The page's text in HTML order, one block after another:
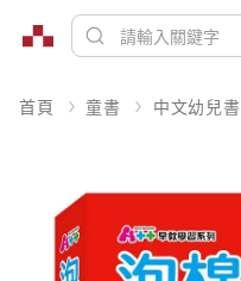
首頁 童書 中文幼兒書